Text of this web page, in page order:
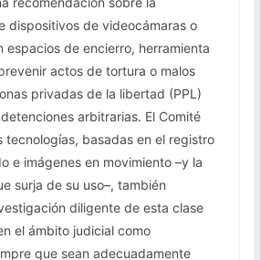
dispositivos de videocámaras o
espacios de encierro, herramienta
actos de tortura o malos
privadas de la libertad (PPL)
arbitrarias. El Comité
tecnologías, basadas en el registro
e imágenes en movimiento –y la
surja de su uso–, también
diligente de esta clase
el ámbito judicial como
que sean adecuadamente